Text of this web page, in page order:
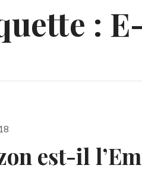
:
est-il